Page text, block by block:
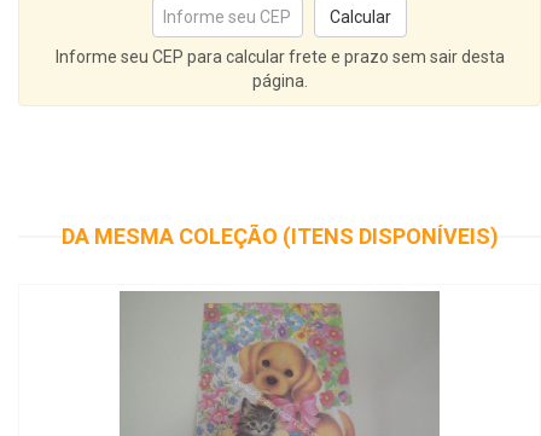
Informe seu CEP para calcular frete e prazo sem sair desta
página.
DA MESMA COLEÇÃO (ITENS DISPONÍVEIS)